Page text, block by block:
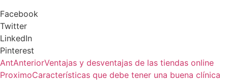
Facebook
Twitter
LinkedIn
Pinterest
AntAnteriorVentajas y desventajas de las tiendas online
ProximoCaracterísticas que debe tener una buena clínica